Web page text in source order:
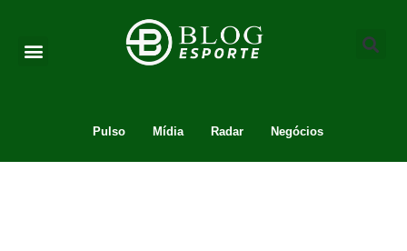
Pulso Mídia Radar Negócios